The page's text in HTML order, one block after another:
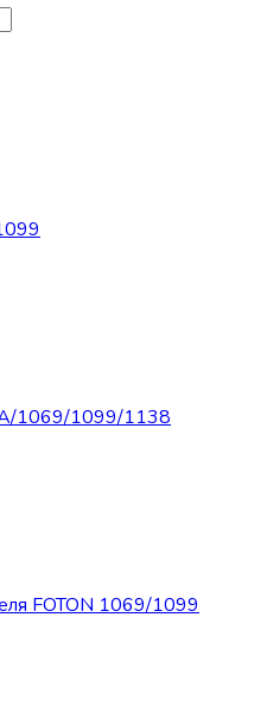
1069/1099/1138
FOTON 1069/1099